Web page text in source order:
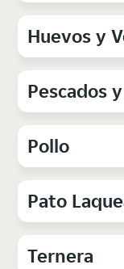
Huevos y
Pescados
Pollo
Pato
Ternera